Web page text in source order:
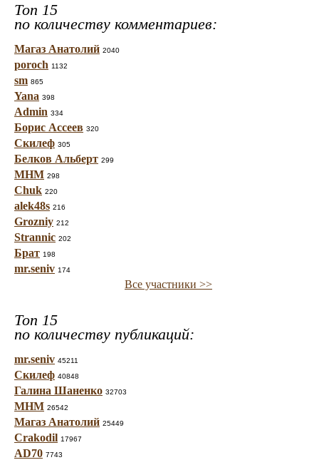
Топ 15
по количеству комментариев:
Магаз Анатолий 2040
poroch 1132
sm 865
Yana 398
Admin 334
Борис Ассеев 320
Скилеф 305
Белков Альберт 299
МНМ 298
Chuk 220
alek48s 216
Grozniy 212
Strannic 202
Брат 198
mr.seniv 174
Все участники >>
Топ 15
по количеству публикаций:
mr.seniv 45211
Скилеф 40848
Галина Шаненко 32703
МНМ 26542
Магаз Анатолий 25449
Crakodil 17967
AD70 7743